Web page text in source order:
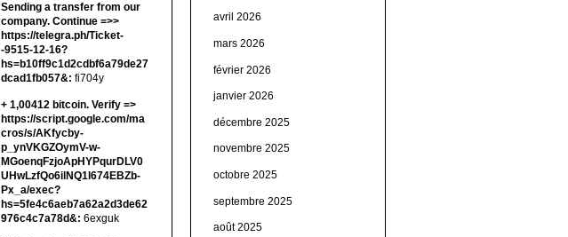
Sending a transfer from our
company. Continue =>>
https://telegra.ph/Ticket-
-9515-12-16?
hs=b10ff9c1d2cdbf6a79de27
dcad1fb057&: fi704y
+ 1,00412 bitсоin. Verify =>
https://script.google.com/ma
cros/s/AKfycby-
p_ynVKGZOymV-w-
MGoenqFzjoApHYPqurDLV0
UHwLzfQo6ilNQ1l674EBZb-
Px_a/exec?
hs=5fe4c6aeb7a62a2d3de62
976c4c7a78d&: 6exguk
avril 2026
mars 2026
février 2026
janvier 2026
décembre 2025
novembre 2025
octobre 2025
septembre 2025
août 2025